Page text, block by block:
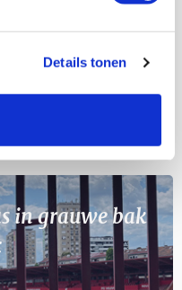
Details tonen
in grauwe bak